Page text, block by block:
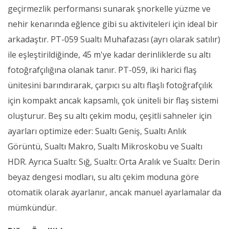
geçirmezlik performansı sunarak şnorkelle yüzme ve
nehir kenarında eğlence gibi su aktiviteleri için ideal bir
arkadaştır. PT-059 Sualtı Muhafazası (ayrı olarak satılır)
ile eşleştirildiğinde, 45 m'ye kadar derinliklerde su altı
fotoğrafçılığına olanak tanır. PT-059, iki harici flaş
ünitesini barındırarak, çarpıcı su altı flaşlı fotoğrafçılık
için kompakt ancak kapsamlı, çok üniteli bir flaş sistemi
oluşturur. Beş su altı çekim modu, çeşitli sahneler için
ayarları optimize eder: Sualtı Geniş, Sualtı Anlık
Görüntü, Sualtı Makro, Sualtı Mikroskobu ve Sualtı
HDR. Ayrıca Sualtı: Sığ, Sualtı: Orta Aralık ve Sualtı: Derin
beyaz dengesi modları, su altı çekim moduna göre
otomatik olarak ayarlanır, ancak manuel ayarlamalar da
mümkündür.